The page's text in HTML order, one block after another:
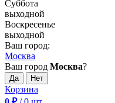
Суббота
выходной
Воскресенье
выходной
Ваш город:
Москва
Ваш город Москва?
Корзина